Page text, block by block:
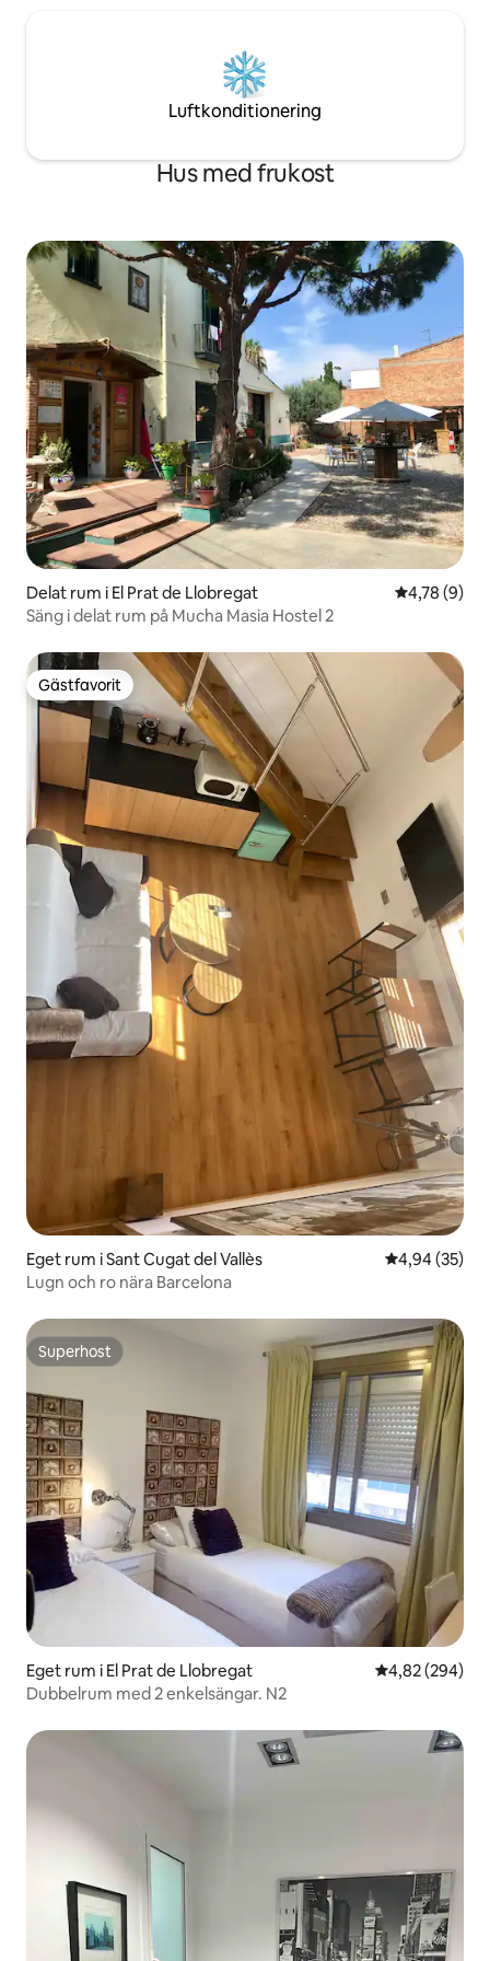
integrados que se abren y proyectan, a
través de grandes ventanales, en la
cuadricula del Eixample. Una orientación
perfecta que le confiere unas vistas
de la plaza, le confieren a la vez una
privacidad absoluta sin tener que
WIFFI, AACC, CALEFACCION PLASMA
TV y todo tipo de electrodomésticos.
También disfrutarás de: servicio de
habitaciones, servicio de lavandería,
servicio de planchado y mueble bar.
Cesta de Bienvenida. Todo ello incluido
en el precio. APARTAMENTO TURÍSTICO
CON LICENCIA
Luftkonditionering
Hus med frukost
Delat rum i El Prat de Llobregat 4,78 av 5 i
4,78 (9)
Säng i delat rum på Mucha Masia Hostel 2
Gästfavorit
Gästfavorit
Eget rum i Sant Cugat del Vallès 4,94 av 5 i
4,94 (35)
Lugn och ro nära Barcelona
Superhost
Superhost
Eget rum i El Prat de Llobregat 4,82 av 5 i
4,82 (294)
Dubbelrum med 2 enkelsängar. N2